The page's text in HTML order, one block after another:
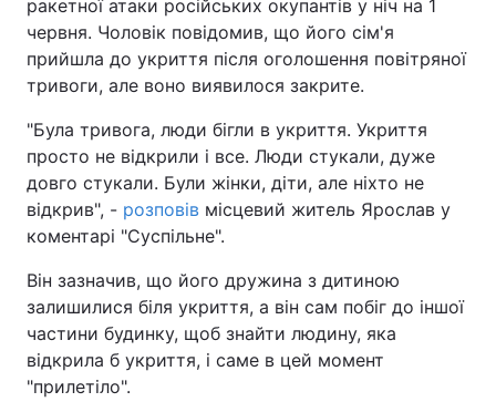
ракетної атаки російських окупантів у ніч на 1
червня. Чоловік повідомив, що його сім'я
прийшла до укриття після оголошення повітряної
тривоги, але воно виявилося закрите.
"Була тривога, люди бігли в укриття. Укриття
просто не відкрили і все. Люди стукали, дуже
довго стукали. Були жінки, діти, але ніхто не
відкрив", - розповів місцевий житель Ярослав у
коментарі "Суспільне".
Він зазначив, що його дружина з дитиною
залишилися біля укриття, а він сам побіг до іншої
частини будинку, щоб знайти людину, яка
відкрила б укриття, і саме в цей момент
"прилетіло".